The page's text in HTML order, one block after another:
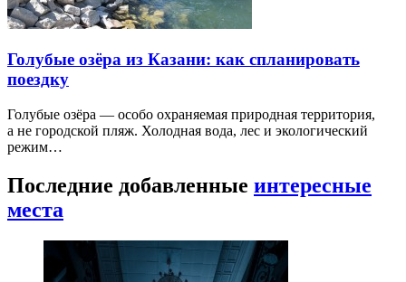
Голубые озёра из Казани: как спланировать
поездку
Голубые озёра — особо охраняемая природная территория,
а не городской пляж. Холодная вода, лес и экологический
режим…
Последние добавленные интересные
места